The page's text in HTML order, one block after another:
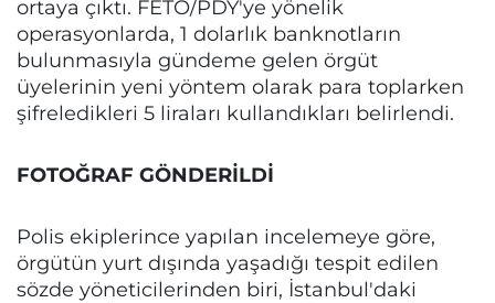
ortaya çıktı. FETÖ/PDY'ye yönelik
operasyonlarda, 1 dolarlık banknotların
bulunmasıyla gündeme gelen örgüt
üyelerinin yeni yöntem olarak para toplarken
şifreledikleri 5 liraları kullandıkları belirlendi.
FOTOĞRAF GÖNDERİLDİ
Polis ekiplerince yapılan incelemeye göre,
örgütün yurt dışında yaşadığı tespit edilen
sözde yöneticilerinden biri, İstanbul'daki